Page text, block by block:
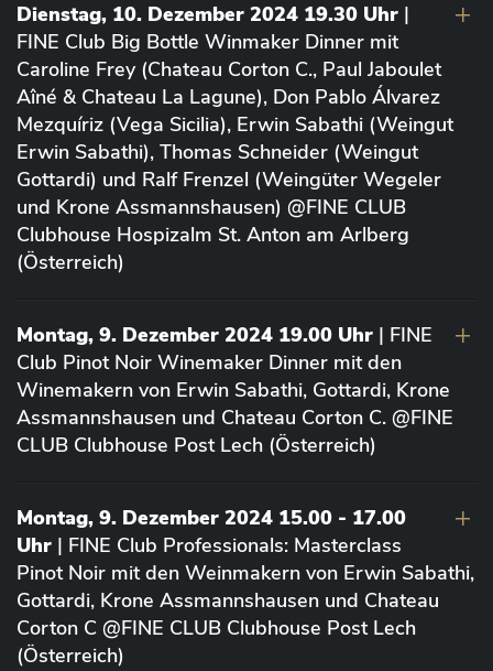
Dienstag, 10. Dezember 2024 19.30 Uhr |
FINE Club Big Bottle Winmaker Dinner mit
Caroline Frey (Chateau Corton C., Paul Jaboulet
Aîné & Chateau La Lagune), Don Pablo Álvarez
Mezquíriz (Vega Sicilia), Erwin Sabathi (Weingut
Erwin Sabathi), Thomas Schneider (Weingut
Gottardi) und Ralf Frenzel (Weingüter Wegeler
und Krone Assmannshausen) @FINE CLUB
Clubhouse Hospizalm St. Anton am Arlberg
(Österreich)
Montag, 9. Dezember 2024 19.00 Uhr | FINE
Club Pinot Noir Winemaker Dinner mit den
Winemakern von Erwin Sabathi, Gottardi, Krone
Assmannshausen und Chateau Corton C. @FINE
CLUB Clubhouse Post Lech (Österreich)
Montag, 9. Dezember 2024 15.00 - 17.00
Uhr | FINE Club Professionals: Masterclass
Pinot Noir mit den Weinmakern von Erwin Sabathi,
Gottardi, Krone Assmannshausen und Chateau
Corton C @FINE CLUB Clubhouse Post Lech
(Österreich)